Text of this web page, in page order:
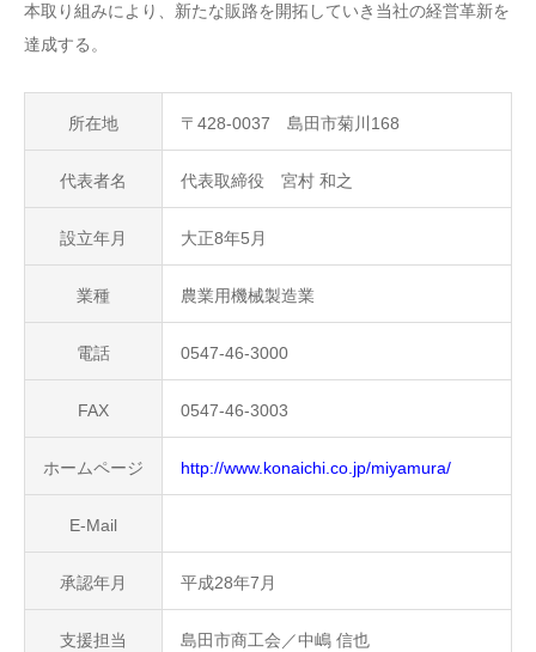
本取り組みにより、新たな販路を開拓していき当社の経営革新を
達成する。
所在地 〒428-0037 島田市菊川168
代表者名 代表取締役 宮村 和之
設立年月 大正8年5月
業種 農業用機械製造業
電話 0547-46-3000
FAX 0547-46-3003
ホームページ http://www.konaichi.co.jp/miyamura/
E-Mail
承認年月 平成28年7月
支援担当 島田市商工会／中嶋 信也